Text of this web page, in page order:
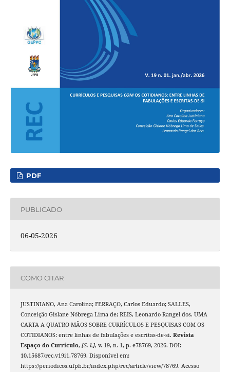
PDF
PUBLICADO
06-05-2026
COMO CITAR
JUSTINIANO, Ana Carolina; FERRAÇO, Carlos Eduardo; SALLES,
Conceição Gislane Nóbrega Lima de; REIS, Leonardo Rangel dos. UMA
CARTA A QUATRO MÃOS SOBRE CURRÍCULOS E PESQUISAS COM OS
COTIDIANOS: entre linhas de fabulações e escritas-de-si. Revista
Espaço do Currículo, [S. l.], v. 19, n. 1, p. e78769, 2026. DOI:
10.15687/rec.v19i1.78769. Disponível em:
https://periodicos.ufpb.br/index.php/rec/article/view/78769. Acesso